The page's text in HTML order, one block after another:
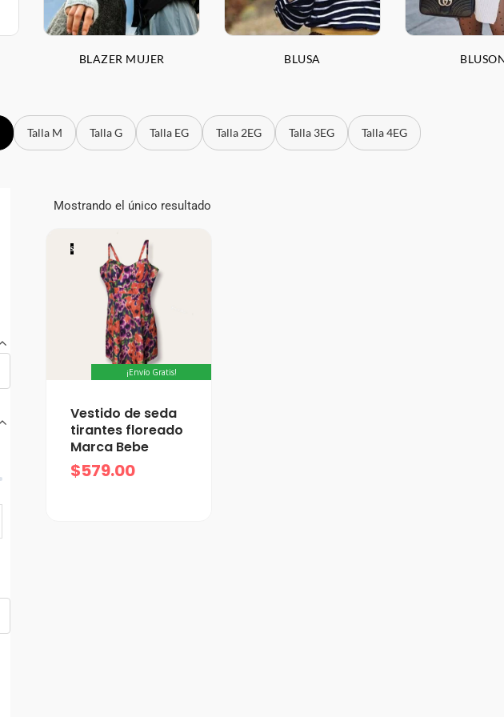
BLAZER MUJER BLUSA
Talla M Talla G Talla EG Talla 2EG Talla 3EG Talla 4EG
Mostrando el único resultado
S
¡Envío Gratis!
Vestido de seda
tirantes floreado
Marca Bebe
$579.00